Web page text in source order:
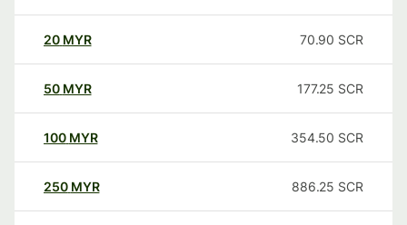
20 MYR 70.90 SCR
50 MYR 177.25 SCR
100 MYR 354.50 SCR
250 MYR 886.25 SCR